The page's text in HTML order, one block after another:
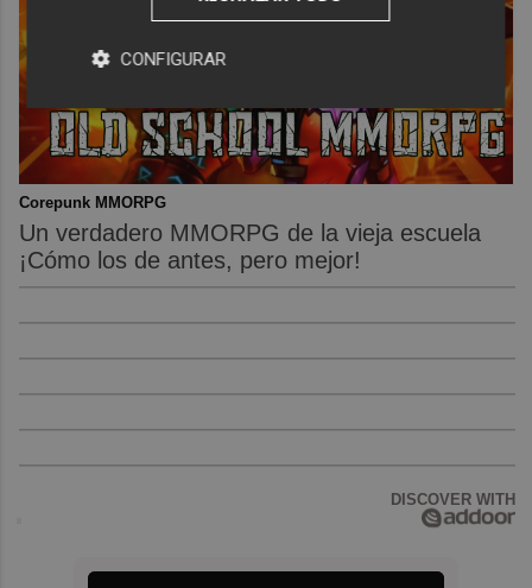
Corepunk MMORPG
Un verdadero MMORPG de la vieja escuela
¡Cómo los de antes, pero mejor!
DISCOVER WITH
CONFIGURAR